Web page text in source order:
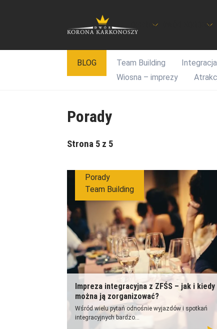
treści
OFERTA DWÓR KORONA
BLOG Team Building Integracja
Wiosna – imprezy
Porady
Strona 5 z 5
Impreza integracyjna z ZFŚS – jak i kiedy
można ją zorganizować?
Wśród wielu pytań odnośnie wyjazdów i spotkań
integracyjnych bardzo...
Porady
Team Building